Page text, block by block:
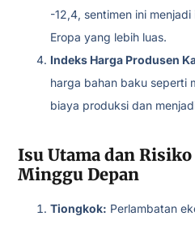
-12,4, sentimen ini
Eropa yang lebih luas.
Indeks Harga Produsen
harga bahan baku seperti
biaya produksi dan
Isu Utama dan
Minggu Depan
Tiongkok: Perlambatan